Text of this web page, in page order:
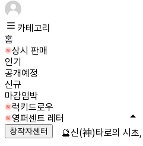
카테고리
홈
상시 판매
인기
공개예정
신규
마감임박
럭키드로우
영퍼센트 레터
창작자센터 🔮신(神)타로의 시초